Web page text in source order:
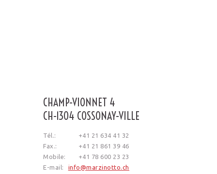
CHAMP-VIONNET 4
CH-1304 COSSONAY-VILLE
Tél.:
+41 21 634 41 32
Fax.:
+41 21 861 39 46
Mobile:
+41 78 600 23 23
E-mail:
info@marzinotto.ch